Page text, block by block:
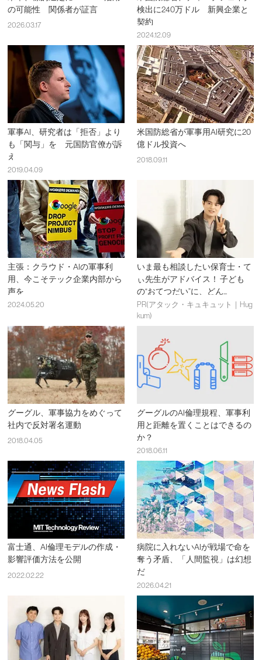
の可能性 関係者が証言
2026.03.17
検出に240万ドル 新興企業と
契約
2024.12.09
軍事AI、研究者は「拒否」より
も「関与」を 元国防官僚が訴
え
2019.04.09
米国防総省が軍事用AI研究に20
億ドル投資へ
2018.09.11
主張：クラウド・AIの軍事利
用、今こそテック企業内部から
声を
2024.05.20
いま最も相談したい保育士・て
ぃ先生がアドバイス！ 子ども
の“おてつだい”に、どん...
PR(アタック・キュキュット｜Hug
kum)
グーグル、軍事協力をめぐって
社内で反対署名運動
2018.04.05
グーグルのAI倫理規程、軍事利
用と距離を置くことはできるの
か？
2018.06.11
富士通、AI倫理モデルの作成・
影響評価方法を公開
2022.02.22
病院に入れないAIが戦場で命を
奪う矛盾、「人間監視」は幻想
だ
2026.04.21